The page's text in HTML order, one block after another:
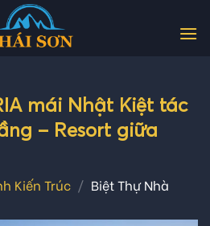
mái Nhật Kiệt tác
– Resort giữa
Kiến Trúc / Biệt Thự Nhà